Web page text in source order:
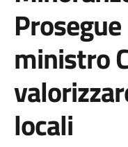
ministro
locali